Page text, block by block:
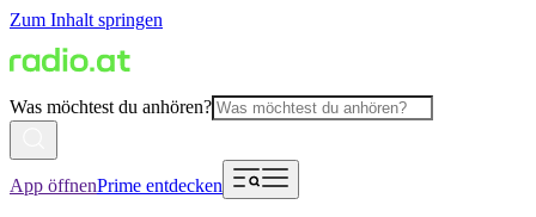
Zum Inhalt springen
Was möchtest du anhören?
App öffnenPrime entdecken